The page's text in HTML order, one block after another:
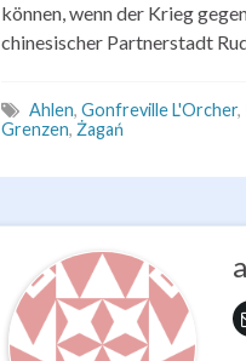
können, wenn der Krieg
chinesischer Partnerstadt
Ahlen, Gonfreville L'Orcher,
Grenzen, Żagań